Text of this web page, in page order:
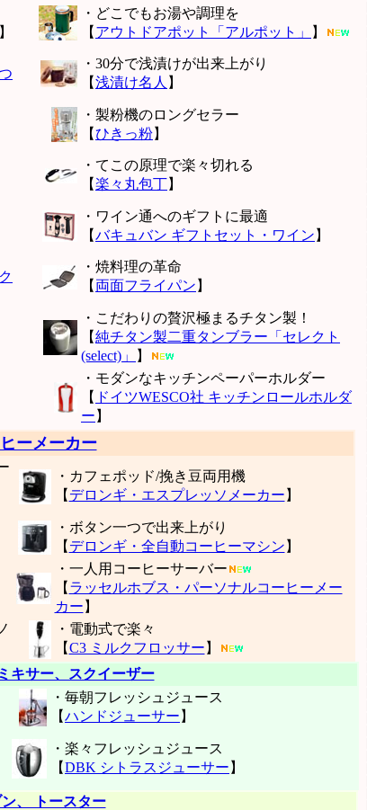
】
・どこでもお湯や調理を
【 アウトドアポット「アルポット」
】
・30分で浅漬けが出来上がり
【浅漬け名人 】
・製粉機のロングセラー
【ひきっ粉】
・てこの原理で楽々切れる
【楽々丸包丁】
・ワイン通へのギフトに最適
【バキュバン ギフトセット・ワイン 】
・焼料理の革命
【 両面フライパン 】
・こだわりの贅沢極まるチタン製！
【純チタン製二重タンブラー「セレクト
(select)」
】
・モダンなキッチンペーパーホルダー
【 ドイツWESCO社 キッチンロールホルダ
ー 】
ーメーカー
・カフェポッド/挽き豆両用機
【 デロンギ・エスプレッソメーカー 】
・ボタン一つで出来上がり
【 デロンギ・全自動コーヒーマシン 】
・一人用コーヒーサーバー
【 ラッセルホブス・パーソナルコーヒーメー
カー 】
・電動式で楽々
【C3 ミルクフロッサー 】
キサー、スクイーザー
・毎朝フレッシュジュース
【ハンドジューサー 】
・楽々フレッシュジュース
【DBK シトラスジューサー 】
、 トースター